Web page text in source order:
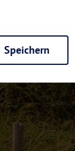
zur Verfügung zu
Daten für
Seiten unseres
diese Dienste
Verarbeitung
Speichern